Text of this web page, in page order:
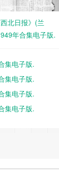
北日报》(兰
年合集电子版.
集电子版.
集电子版.
集电子版.
集电子版.